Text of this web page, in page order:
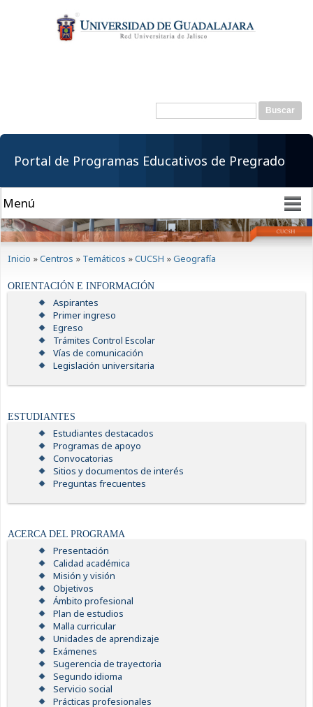
contenido
principal
Formulario de
Buscar
Portal de Programas Educativos de Pregrado
Inicio »Centros » Temáticos »CUCSH »Geografía
ORIENTACIÓN E INFORMACIÓN
Aspirantes
Primer ingreso
Egreso
Trámites Control Escolar
Vías de comunicación
Legislación universitaria
ESTUDIANTES
Estudiantes destacados
Programas de apoyo
Convocatorias
Sitios y documentos de interés
Preguntas frecuentes
ACERCA DEL PROGRAMA
Presentación
Calidad académica
Misión y visión
Objetivos
Ámbito profesional
Plan de estudios
Malla curricular
Unidades de aprendizaje
Exámenes
Sugerencia de trayectoria
Segundo idioma
Servicio social
Prácticas profesionales